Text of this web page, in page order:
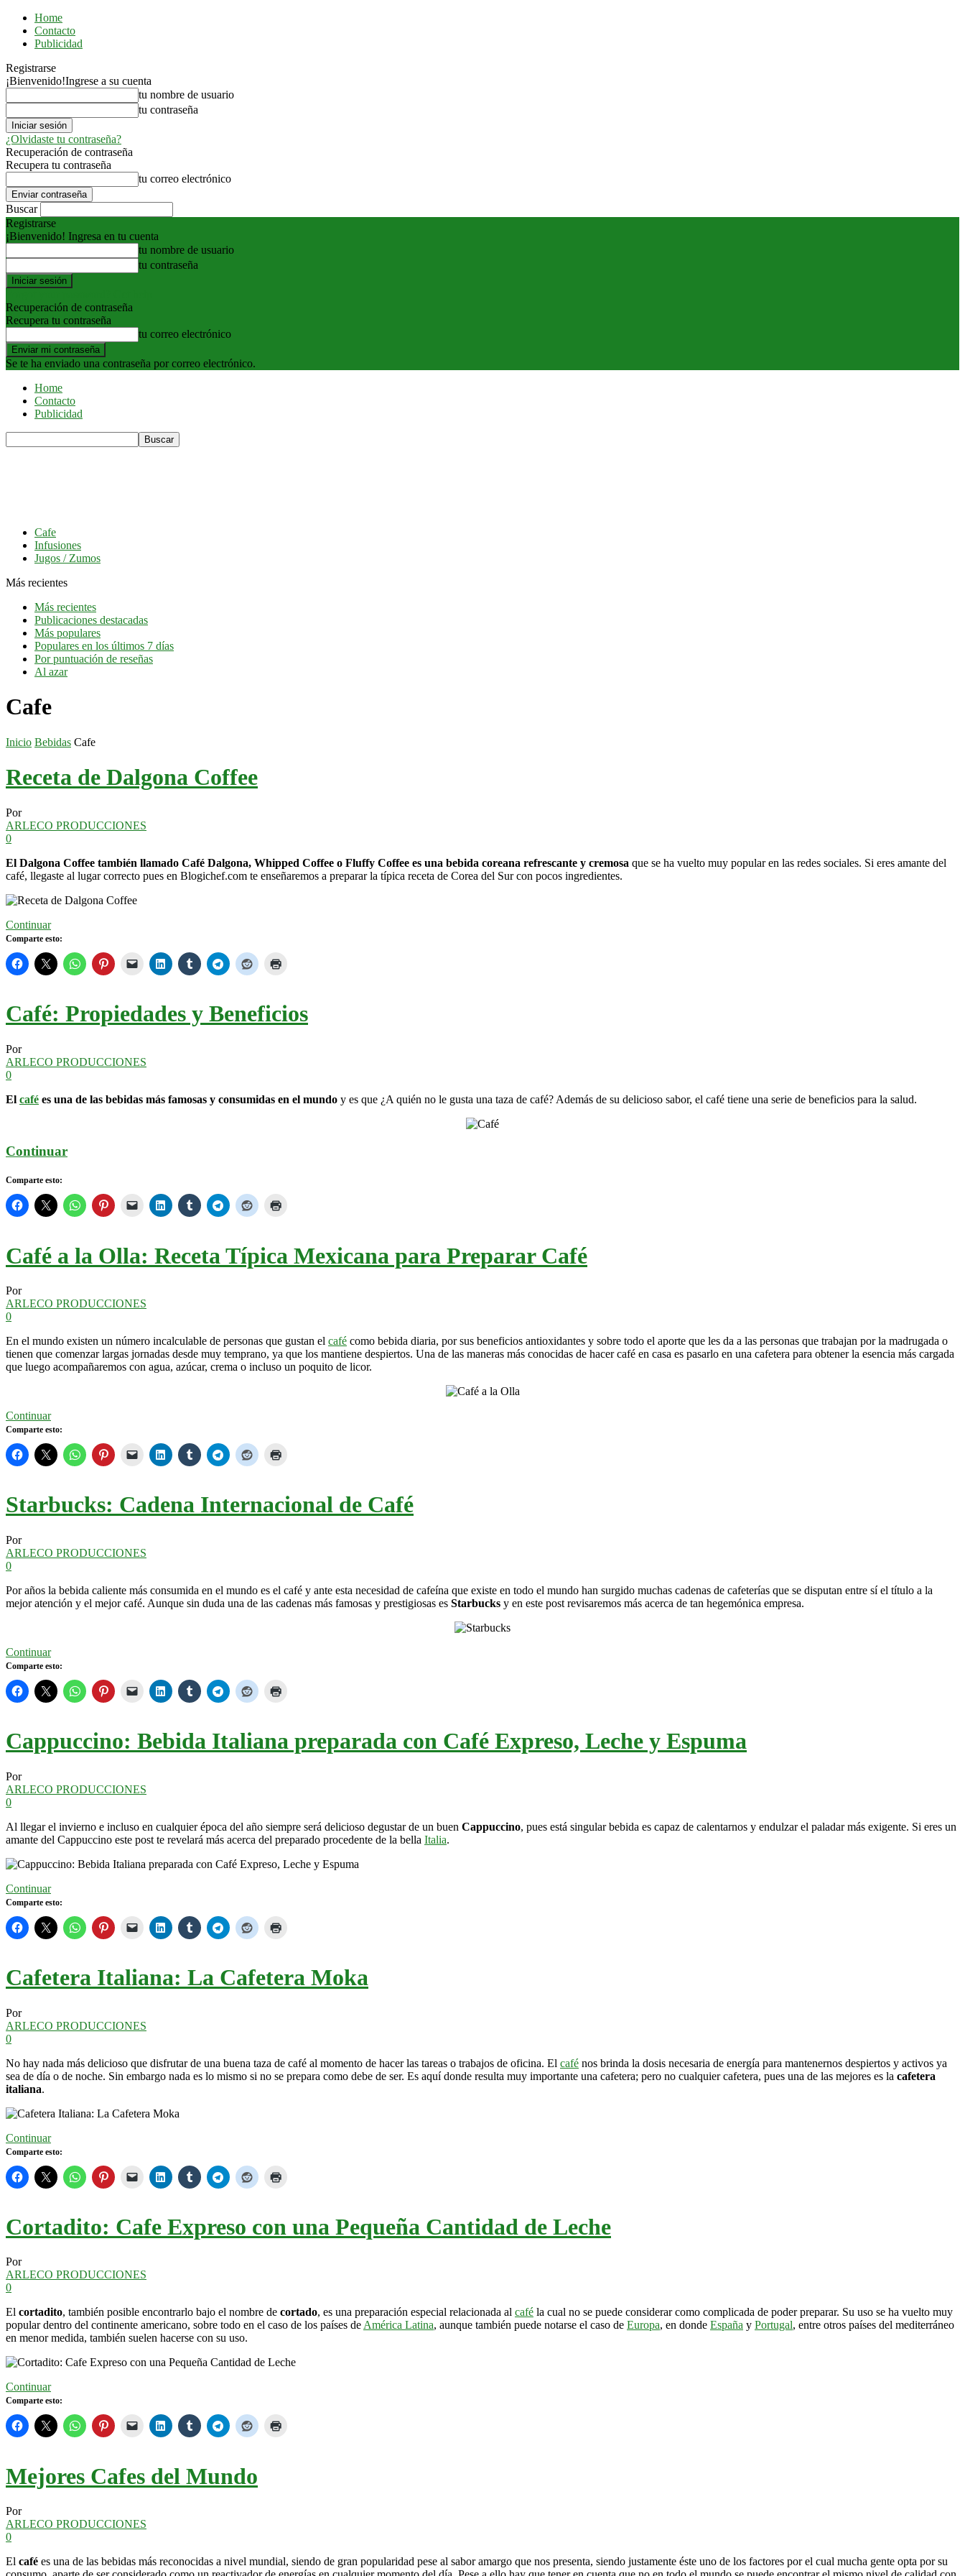
Home
Contacto
Publicidad
Registrarse
¡Bienvenido!Ingrese a su cuenta
tu nombre de usuario
tu contraseña
¿Olvidaste tu contraseña?
Recuperación de contraseña
Recupera tu contraseña
tu correo electrónico
Buscar
Registrarse
¡Bienvenido! Ingresa en tu cuenta
tu nombre de usuario
tu contraseña
Recuperación de contraseña
Recupera tu contraseña
tu correo electrónico
Se te ha enviado una contraseña por correo electrónico.
Home
Contacto
Publicidad
Cafe
Infusiones
Jugos / Zumos
Más recientes
Más recientes
Publicaciones destacadas
Más populares
Populares en los últimos 7 días
Por puntuación de reseñas
Al azar
Cafe
Inicio Bebidas Cafe
Receta de Dalgona Coffee
Por
ARLECO PRODUCCIONES
0
El Dalgona Coffee también llamado Café Dalgona, Whipped Coffee o Fluffy Coffee es una bebida coreana refrescante y cremosa que se ha vuelto muy popular en las redes sociales. Si eres amante del
café, llegaste al lugar correcto pues en Blogichef.com te enseñaremos a preparar la típica receta de Corea del Sur con pocos ingredientes.
Continuar
Comparte esto:
Café: Propiedades y Beneficios
Por
ARLECO PRODUCCIONES
0
El café es una de las bebidas más famosas y consumidas en el mundo y es que ¿A quién no le gusta una taza de café? Además de su delicioso sabor, el café tiene una serie de beneficios para la salud.
Continuar
Comparte esto:
Café a la Olla: Receta Típica Mexicana para Preparar Café
Por
ARLECO PRODUCCIONES
0
En el mundo existen un número incalculable de personas que gustan el café como bebida diaria, por sus beneficios antioxidantes y sobre todo el aporte que les da a las personas que trabajan por la madrugada o
tienen que comenzar largas jornadas desde muy temprano, ya que los mantiene despiertos. Una de las maneras más conocidas de hacer café en casa es pasarlo en una cafetera para obtener la esencia más cargada
que luego acompañaremos con agua, azúcar, crema o incluso un poquito de licor.
Continuar
Comparte esto:
Starbucks: Cadena Internacional de Café
Por
ARLECO PRODUCCIONES
0
Por años la bebida caliente más consumida en el mundo es el café y ante esta necesidad de cafeína que existe en todo el mundo han surgido muchas cadenas de cafeterías que se disputan entre sí el título a la
mejor atención y el mejor café. Aunque sin duda una de las cadenas más famosas y prestigiosas es Starbucks y en este post revisaremos más acerca de tan hegemónica empresa.
Continuar
Comparte esto:
Cappuccino: Bebida Italiana preparada con Café Expreso, Leche y Espuma
Por
ARLECO PRODUCCIONES
0
Al llegar el invierno e incluso en cualquier época del año siempre será delicioso degustar de un buen Cappuccino, pues está singular bebida es capaz de calentarnos y endulzar el paladar más exigente. Si eres un
amante del Cappuccino este post te revelará más acerca del preparado procedente de la bella Italia.
Continuar
Comparte esto:
Cafetera Italiana: La Cafetera Moka
Por
ARLECO PRODUCCIONES
0
No hay nada más delicioso que disfrutar de una buena taza de café al momento de hacer las tareas o trabajos de oficina. El café nos brinda la dosis necesaria de energía para mantenernos despiertos y activos ya
sea de día o de noche. Sin embargo nada es lo mismo si no se prepara como debe de ser. Es aquí donde resulta muy importante una cafetera; pero no cualquier cafetera, pues una de las mejores es la cafetera
italiana.
Continuar
Comparte esto:
Cortadito: Cafe Expreso con una Pequeña Cantidad de Leche
Por
ARLECO PRODUCCIONES
0
El cortadito, también posible encontrarlo bajo el nombre de cortado, es una preparación especial relacionada al café la cual no se puede considerar como complicada de poder preparar. Su uso se ha vuelto muy
popular dentro del continente americano, sobre todo en el caso de los países deAmérica Latina, aunque también puede notarse el caso de Europa, en donde España y Portugal, entre otros países del mediterráneo
en menor medida, también suelen hacerse con su uso.
Continuar
Comparte esto:
Mejores Cafes del Mundo
Por
ARLECO PRODUCCIONES
0
El café es una de las bebidas más reconocidas a nivel mundial, siendo de gran popularidad pese al sabor amargo que nos presenta, siendo justamente éste uno de los factores por el cual mucha gente opta por su